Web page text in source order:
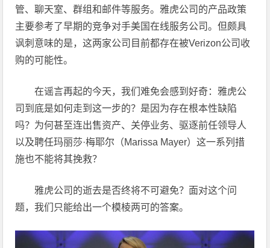
管、聊天室、群组和邮件等服务。雅虎公司的产品政策
主要参考了早期的竞争对手美国在线服务公司。但颇具
讽刺意味的是，这两家公司目前都存在被Verizon公司收
购的可能性。
在谣言再起的今天，我们难免会感到好奇：雅虎公
司到底是如何走到这一步的？是因为存在根本性缺陷
吗？为何甚至连出售资产、关停业务、驱逐前任领导人
以及聘任玛丽莎·梅耶尔（Marissa Mayer）这一系列措
施也不能将其挽救？
雅虎公司的逝去是否终将不可避免？面对这个问
题，我们只能给出一个模棱两可的答案。